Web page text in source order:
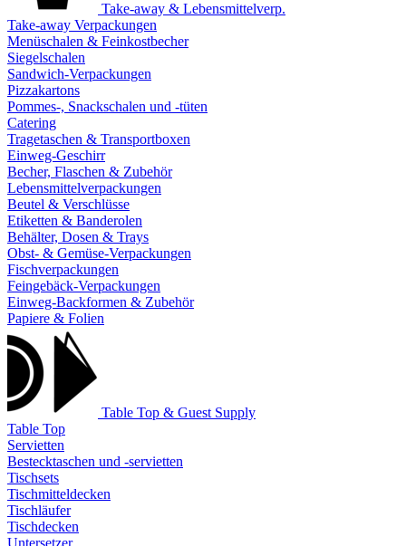
Take-away & Lebensmittelverp.
Take-away Verpackungen
Menüschalen & Feinkostbecher
Siegelschalen
Sandwich-Verpackungen
Pizzakartons
Pommes-, Snackschalen und -tüten
Catering
Tragetaschen & Transportboxen
Einweg-Geschirr
Becher, Flaschen & Zubehör
Lebensmittelverpackungen
Beutel & Verschlüsse
Etiketten & Banderolen
Behälter, Dosen & Trays
Obst- & Gemüse-Verpackungen
Fischverpackungen
Feingebäck-Verpackungen
Einweg-Backformen & Zubehör
Papiere & Folien
Table Top & Guest Supply
Table Top
Servietten
Bestecktaschen und -servietten
Tischsets
Tischmitteldecken
Tischläufer
Tischdecken